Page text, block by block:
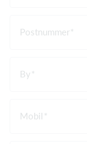
Postnummer
By
Mobil